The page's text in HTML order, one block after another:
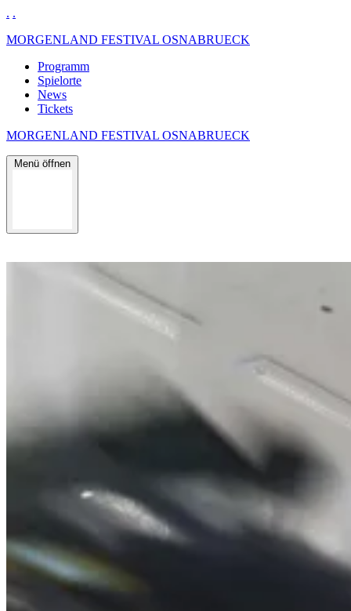
. .
MORGENLAND FESTIVAL OSNABRUECK
Programm
Spielorte
News
Tickets
MORGENLAND FESTIVAL OSNABRUECK
Menü öffnen